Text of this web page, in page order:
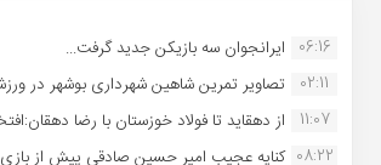
06:16 ایرانجوان سه بازیکن جدید گرفت...
02:11
تصاویر تمرین شاهین شهردارى بوشهر در
11:07
از دهقاید تا فولاد خوزستان با رضا
08:22 کنایه عجیب امیر حسین صادقی پیش از